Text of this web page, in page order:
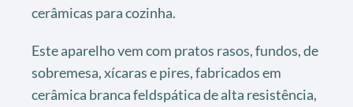
cerâmicas para cozinha.
Este aparelho vem com pratos rasos, fundos, de
sobremesa, xícaras e pires, fabricados em
cerâmica branca feldspática de alta resistência,